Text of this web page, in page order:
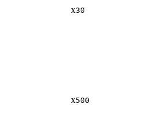
x30
x500